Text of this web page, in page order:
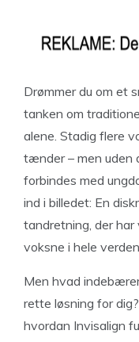
Drømmer du om et
tanken om
alene. Stadig flere
tænder – men uden
forbindes med
ind i billedet: En
tandretning, der
voksne i hele
Men hvad
rette løsning for
hvordan Invisalign